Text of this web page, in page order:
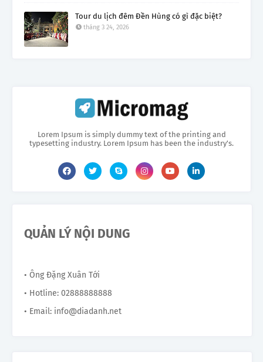
Tour du lịch đêm Đền Hùng có gì đặc biệt?
tháng 3 24, 2026
Lorem Ipsum is simply dummy text of the printing and
typesetting industry. Lorem Ipsum has been the industry's.
QUẢN LÝ NỘI DUNG
• Ông Đặng Xuân Tới
• Hotline: 02888888888
• Email: info@diadanh.net